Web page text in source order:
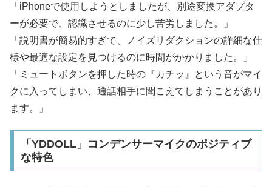
「iPhoneで使用しようとしましたが、別途変換アダプタ
ーが必要で、認識させるのに少し苦労しました。」
「説明書が簡易的すぎて、ノイズリダクションの詳細な仕
様や最適な設定を見つけるのに時間がかかりました。」
「ミュートボタンを押した時の『カチッ』という音がマイ
クに入ってしまい、通話相手に聞こえてしまうことがあり
ます。」
「YDDOLL」コンデンサーマイクのポジティブ
な特色